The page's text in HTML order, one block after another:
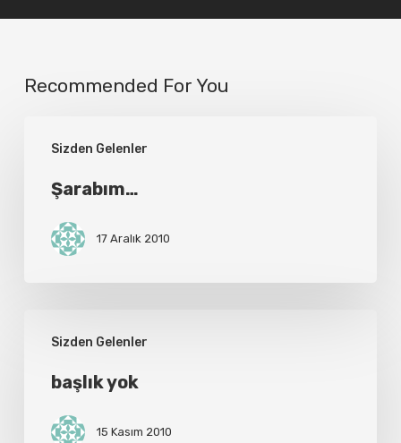
Recommended For You
Sizden Gelenler
Şarabım…
17 Aralık 2010
Sizden Gelenler
başlık yok
15 Kasım 2010